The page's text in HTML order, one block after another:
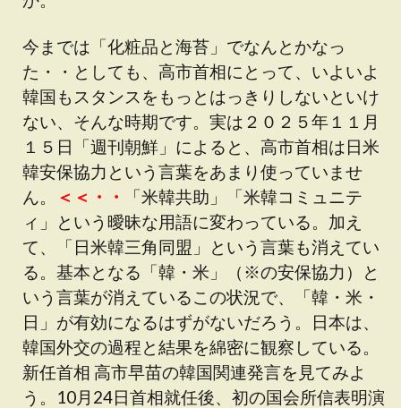
今までは「化粧品と海苔」でなんとかなっ
た・・としても、高市首相にとって、いよいよ
韓国もスタンスをもっとはっきりしないといけ
ない、そんな時期です。実は２０２５年１１月
１５日「週刊朝鮮」によると、高市首相は日米
韓安保協力という言葉をあまり使っていませ
ん。
＜＜・・
「米韓共助」「米韓コミュニテ
ィ」という曖昧な用語に変わっている。加え
て、「日米韓三角同盟」という言葉も消えてい
る。基本となる「韓・米」（※の安保協力）と
いう言葉が消えているこの状況で、「韓・米・
日」が有効になるはずがないだろう。日本は、
韓国外交の過程と結果を綿密に観察している。
新任首相 高市早苗の韓国関連発言を見てみよ
う。10月24日首相就任後、初の国会所信表明演